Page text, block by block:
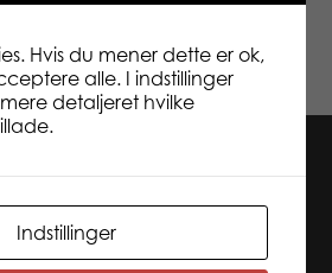
Hvis du mener dette er ok,
alle. I indstillinger
detaljeret hvilke
Indstillinger